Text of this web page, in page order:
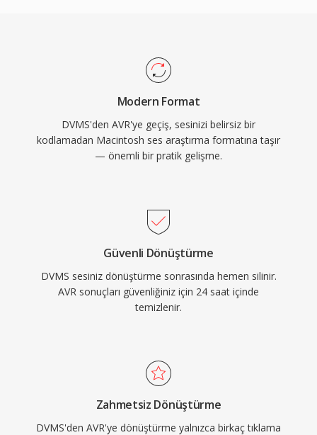
Modern Format
DVMS'den AVR'ye geçiş, sesinizi belirsiz bir
kodlamadan Macintosh ses araştırma formatına taşır
— önemli bir pratik gelişme.
Güvenli Dönüştürme
DVMS sesiniz dönüştürme sonrasında hemen silinir.
AVR sonuçları güvenliğiniz için 24 saat içinde
temizlenir.
Zahmetsiz Dönüştürme
DVMS'den AVR'ye dönüştürme yalnızca birkaç tıklama